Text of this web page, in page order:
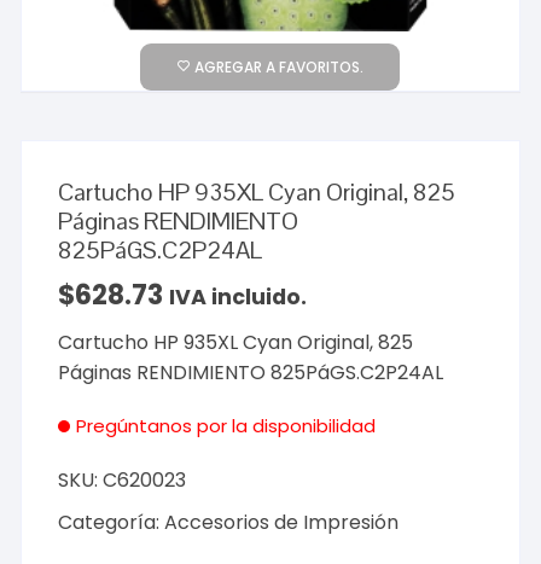
AGREGAR A FAVORITOS.
Cartucho HP 935XL Cyan Original, 825
Páginas RENDIMIENTO
825PáGS.C2P24AL
$628.73 IVA incluido.
Cartucho HP 935XL Cyan Original, 825
Páginas RENDIMIENTO 825PáGS.C2P24AL
Pregúntanos por la disponibilidad
SKU:C620023
Categoría:Accesorios de Impresión